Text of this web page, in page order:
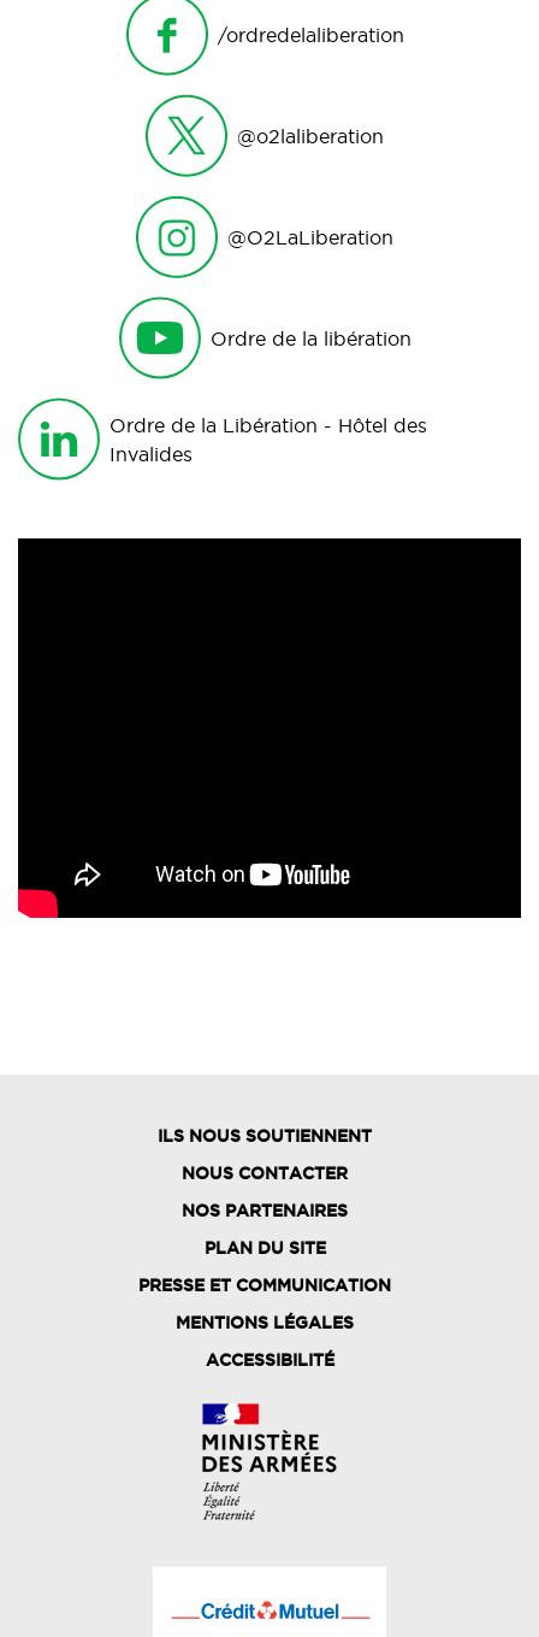
/ordredelaliberation
@o2laliberation
@O2LaLiberation
Ordre de la libération
Ordre de la Libération - Hôtel des
Invalides
FOOTER
MENU
ILS NOUS SOUTIENNENT
NOUS CONTACTER
NOS PARTENAIRES
PLAN DU SITE
PRESSE ET COMMUNICATION
MENTIONS LÉGALES
ACCESSIBILITÉ